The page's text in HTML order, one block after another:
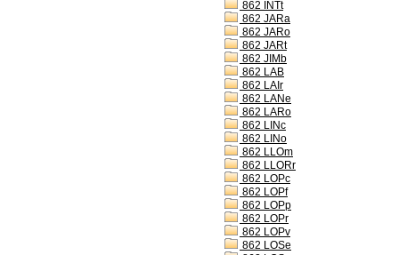
862 INTt
862 JARa
862 JARo
862 JARt
862 JIMb
862 LAB
862 LAIr
862 LANe
862 LARo
862 LINc
862 LINo
862 LLOm
862 LLORr
862 LOPc
862 LOPf
862 LOPp
862 LOPr
862 LOPv
862 LOSe